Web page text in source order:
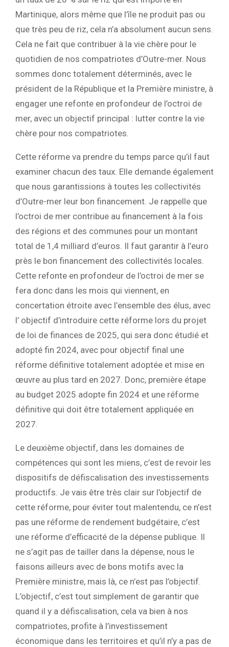
Martinique, alors même que l’île ne produit pas ou
que très peu de riz, cela n’a absolument aucun sens.
Cela ne fait que contribuer à la vie chère pour le
quotidien de nos compatriotes d’Outre-mer. Nous
sommes donc totalement déterminés, avec le
président de la République et la Première ministre, à
engager une refonte en profondeur de l’octroi de
mer, avec un objectif principal : lutter contre la vie
chère pour nos compatriotes.
Cette réforme va prendre du temps parce qu’il faut
examiner chacun des taux. Elle demande également
que nous garantissions à toutes les collectivités
d’Outre-mer leur bon financement. Je rappelle que
l’octroi de mer contribue au financement à la fois
des régions et des communes pour un montant
total de 1,4 milliard d’euros. Il faut garantir à l’euro
près le bon financement des collectivités locales.
Cette refonte en profondeur de l’octroi de mer se
fera donc dans les mois qui viennent, en
concertation étroite avec l’ensemble des élus, avec
l’ objectif d’introduire cette réforme lors du projet
de loi de finances de 2025, qui sera donc étudié et
adopté fin 2024, avec pour objectif final une
réforme définitive totalement adoptée et mise en
œuvre au plus tard en 2027. Donc, première étape
au budget 2025 adopte fin 2024 et une réforme
définitive qui doit être totalement appliquée en
2027.
Le deuxième objectif, dans les domaines de
compétences qui sont les miens, c’est de revoir les
dispositifs de défiscalisation des investissements
productifs. Je vais être très clair sur l’objectif de
cette réforme, pour éviter tout malentendu, ce n’est
pas une réforme de rendement budgétaire, c’est
une réforme d’efficacité de la dépense publique. Il
ne s’agit pas de tailler dans la dépense, nous le
faisons ailleurs avec de bons motifs avec la
Première ministre, mais là, ce n’est pas l’objectif.
L’objectif, c’est tout simplement de garantir que
quand il y a défiscalisation, cela va bien à nos
compatriotes, profite à l’investissement
économique dans les territoires et qu’il n’y a pas de